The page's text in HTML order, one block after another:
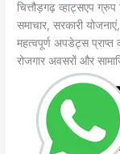
चित्तौड़गढ़ व्हाट्सएप
समाचार, सरकारी
महत्वपूर्ण अपडेट्स
रोजगार अवसरों और